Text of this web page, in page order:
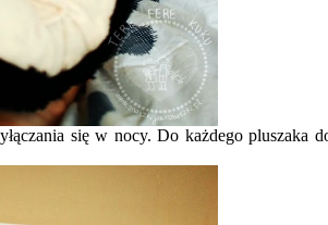
się w nocy. Do każdego pluszaka